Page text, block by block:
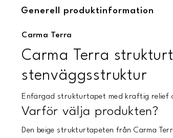
Generell produktinformation
Carma Terra
Carma Terra
stenväggsstruktur
Enfärgad strukturtapet med kraftig relief
Varför välja produkten?
Den beige strukturtapeten från Carma